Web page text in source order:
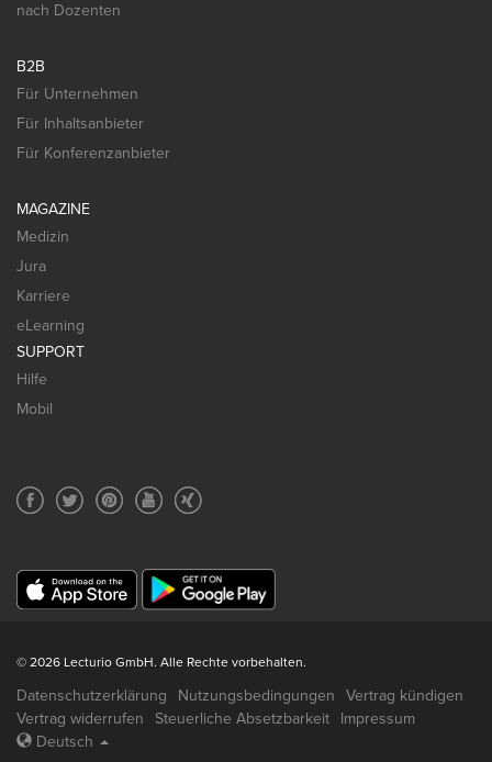
nach Dozenten
B2B
Für Unternehmen
Für Inhaltsanbieter
Für Konferenzanbieter
MAGAZINE
Medizin
Jura
Karriere
eLearning
SUPPORT
Hilfe
Mobil
© 2026 Lecturio GmbH. Alle Rechte vorbehalten.
Datenschutzerklärung Nutzungsbedingungen
Vertrag kündigen
Vertrag widerrufen
Steuerliche Absetzbarkeit
Impressum
Deutsch